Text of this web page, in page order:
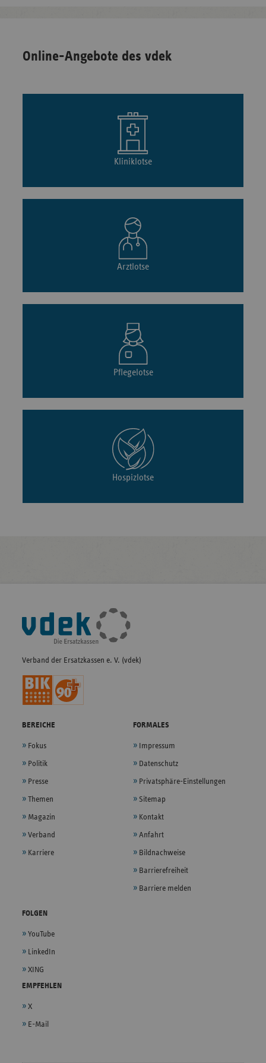
Online-Angebote des vdek
Kliniklotse
Arztlotse
Pflegelotse
Hospizlotse
Fußleisten-
Navigation
Verband der Ersatzkassen e. V. (vdek)
BEREICHE
Fokus
Politik
Presse
Themen
Magazin
Verband
Karriere
FORMALES
Impressum
Datenschutz
Privatsphäre-Einstellungen
Sitemap
Kontakt
Anfahrt
Bildnachweise
Barrierefreiheit
Barriere melden
FOLGEN
YouTube
LinkedIn
XING
EMPFEHLEN
X
E-Mail